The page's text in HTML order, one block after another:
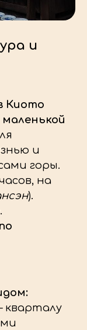
и
Киото
маленькой
и
горы.
на
).
кварталу